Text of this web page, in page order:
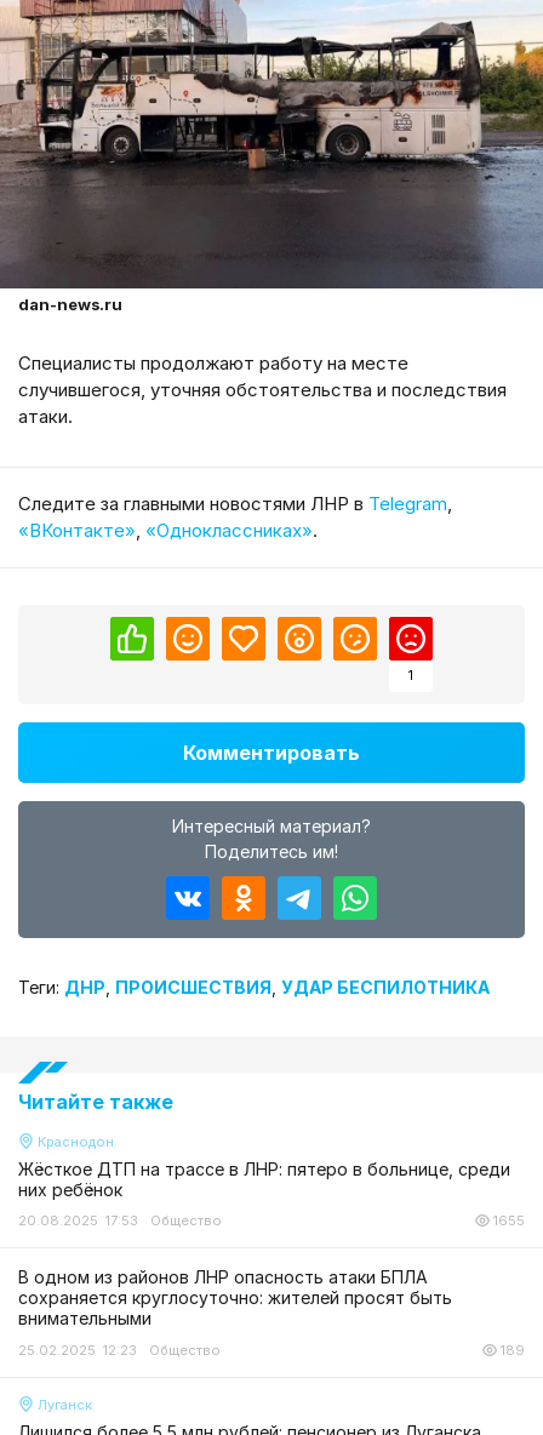
dan-news.ru
Специалисты продолжают работу на месте
случившегося, уточняя обстоятельства и последствия
атаки.
Cледите за главными новостями ЛНР в Telegram,
«ВКонтакте», «Одноклассниках».
1
Комментировать
Интересный материал?
Поделитесь им!
Теги: ДНР ПРОИСШЕСТВИЯ УДАР БЕСПИЛОТНИКА
Читайте также
Краснодон
Жёсткое ДТП на трассе в ЛНР: пятеро в больнице, среди
них ребёнок
20.08.2025 17:53 Общество 1655
В одном из районов ЛНР опасность атаки БПЛА
сохраняется круглосуточно: жителей просят быть
внимательными
25.02.2025 12:23 Общество 189
Луганск